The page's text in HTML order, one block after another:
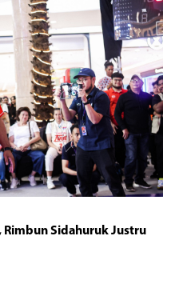
Rimbun Sidahuruk Justru